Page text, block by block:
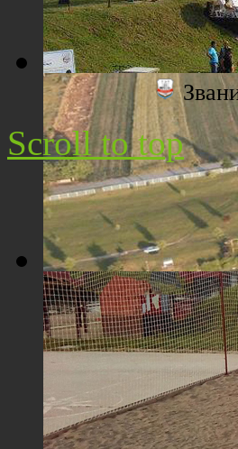
Плажа "Топољар" - Поглед са
Плажа "Топољар" - Поглед из
Scroll to top